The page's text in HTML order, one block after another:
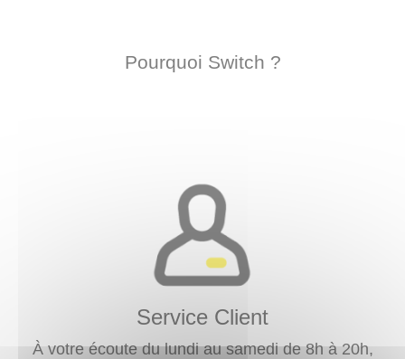
Pourquoi Switch ?
Service Client
À votre écoute du lundi au samedi de 8h à 20h,